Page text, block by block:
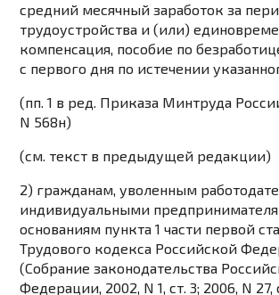
средний месячный заработок за
трудоустройства и (или)
компенсация, пособие по
с первого дня по истечении
(пп. 1 в ред. Приказа Минтруда
N 568н)
(см. текст в предыдущей редакции)
2) гражданам, уволенным
индивидуальными
основаниям пункта 1 части первой
Трудового кодекса Российской
(Собрание законодательства
Федерации, 2002, N 1, ст. 3; 2006, N 27,